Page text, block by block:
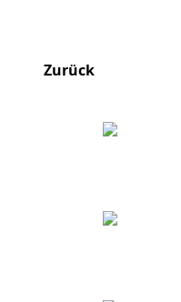
Zurück